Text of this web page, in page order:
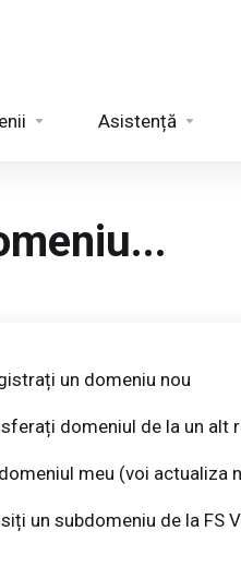
Asistență
un domeniu nou
domeniul de la un alt
meu (voi actualiza
un subdomeniu de la FS